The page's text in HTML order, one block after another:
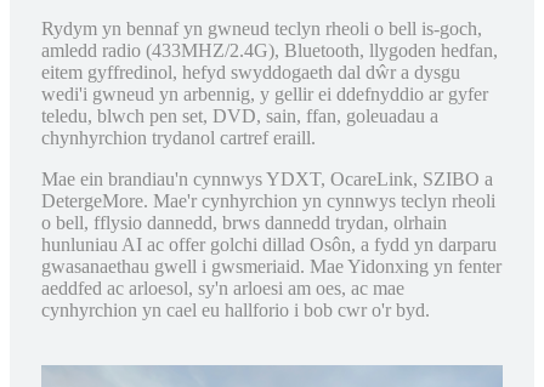
Rydym yn bennaf yn gwneud teclyn rheoli o bell is-goch,
amledd radio (433MHZ/2.4G), Bluetooth, llygoden hedfan,
eitem gyffredinol, hefyd swyddogaeth dal dŵr a dysgu
wedi'i gwneud yn arbennig, y gellir ei ddefnyddio ar gyfer
teledu, blwch pen set, DVD, sain, ffan, goleuadau a
chynhyrchion trydanol cartref eraill.
Mae ein brandiau'n cynnwys YDXT, OcareLink, SZIBO a
DetergeMore. Mae'r cynhyrchion yn cynnwys teclyn rheoli
o bell, fflysio dannedd, brws dannedd trydan, olrhain
hunluniau AI ac offer golchi dillad Osôn, a fydd yn darparu
gwasanaethau gwell i gwsmeriaid. Mae Yidonxing yn fenter
aeddfed ac arloesol, sy'n arloesi am oes, ac mae
cynhyrchion yn cael eu hallforio i bob cwr o'r byd.